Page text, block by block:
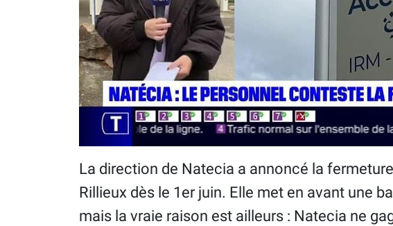
La direction de Natecia a annoncé la
Rillieux dès le 1er juin. Elle met en avant une
mais la vraie raison est ailleurs : Natecia ne